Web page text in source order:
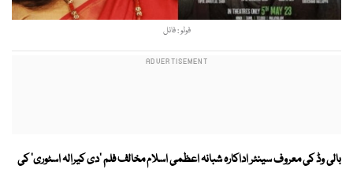
فوٹو : فائل
بالی وڈ کی معروف سینئر اداکارہ شبانہ اعظمی اسلام مخالف فلم 'دی کیرالہ اسٹوری' کی